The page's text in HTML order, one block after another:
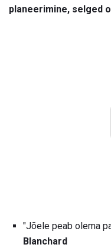
planeerimine, selged
"Jõele peab olema
Blanchard